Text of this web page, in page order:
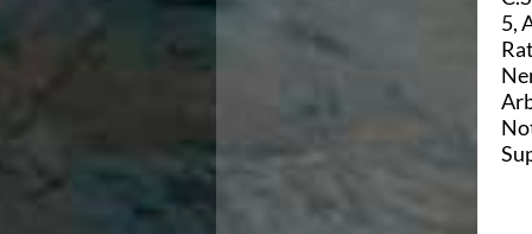
Risultati e Classifiche
Analisi e Approfondimenti
Flash News
5,